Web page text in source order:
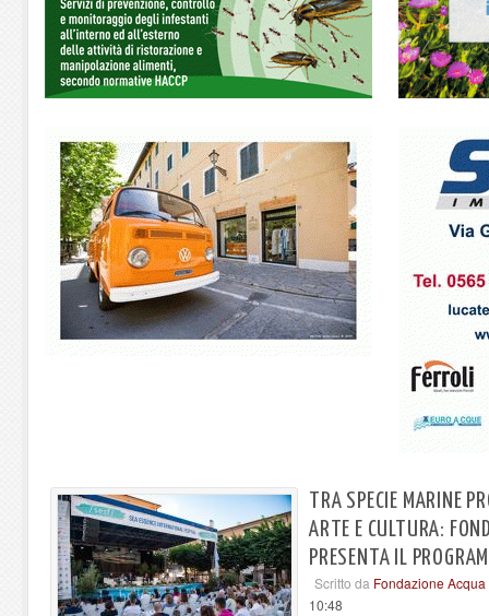
TRA SPECIE MARINE
ARTE E CULTURA:
PRESENTA IL
Scritto da Fondazione Acqua
10:48